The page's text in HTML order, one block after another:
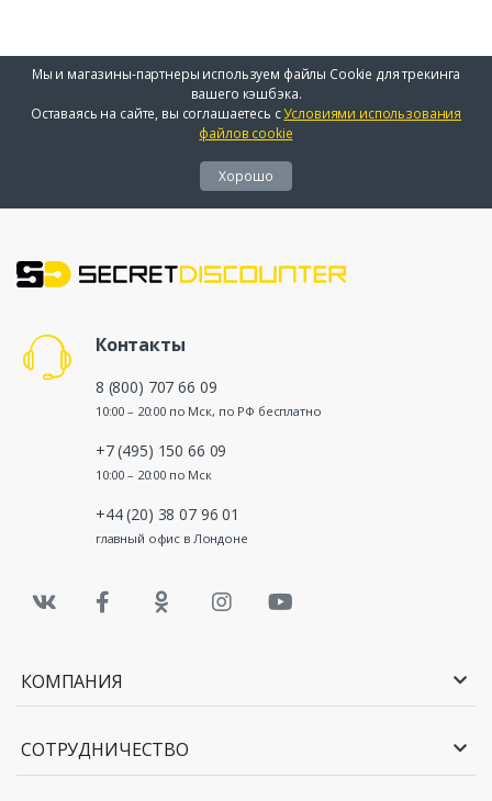
Мы и магазины-партнеры используем файлы Cookie для трекинга
вашего кэшбэка.
Оставаясь на сайте, вы соглашаетесь сУсловиями использования
файлов cookie
Хорошо
Контакты
8 (800) 707 66 09
10:00 – 20:00 по Мск, по РФ бесплатно
+7 (495) 150 66 09
10:00 – 20:00 по Мск
+44 (20) 38 07 96 01
главный офис в Лондоне
КОМПАНИЯ
СОТРУДНИЧЕСТВО